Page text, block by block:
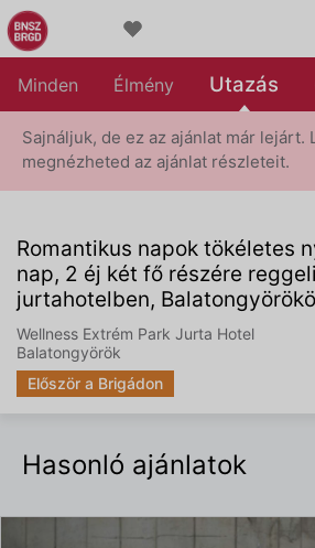
Minden Élmény Utazás
Sajnáljuk, de ez az ajánlat már lejárt.
megnézheted az ajánlat részleteit.
Romantikus napok tökéletes
nap, 2 éj két fő részére
jurtahotelben,
Wellness Extrém Park Jurta Hotel
Balatongyörök
Először a Brigádon
Hasonló ajánlatok